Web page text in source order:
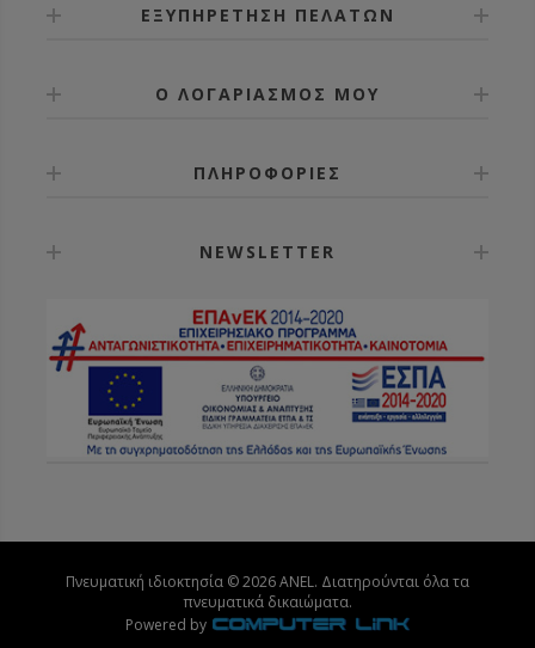
ΕΞΥΠΗΡΕΤΗΣΗ ΠΕΛΑΤΩΝ
Ο ΛΟΓΑΡΙΑΣΜΟΣ ΜΟΥ
ΠΛΗΡΟΦΟΡΙΕΣ
NEWSLETTER
Πνευματική ιδιοκτησία © 2026 ANEL. Διατηρούνται όλα τα
πνευματικά δικαιώματα.
Powered by